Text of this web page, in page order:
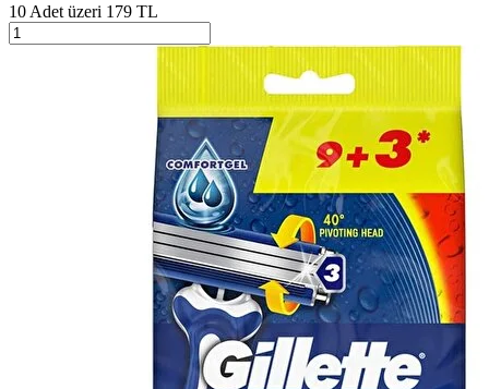
10 Adet üzeri 179 TL